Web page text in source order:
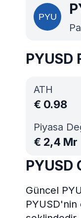
PYUSD
ATH
€ 0.98
Piyasa
€ 2,4 Mr
PYUSD
Güncel